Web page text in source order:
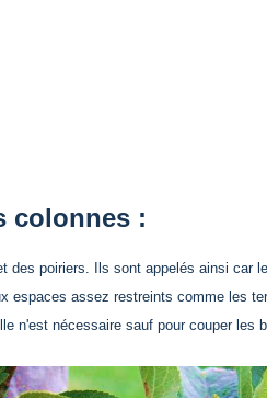
colonnes :
poiriers. Ils sont appelés ainsi
espaces assez restreints comme les
n'est nécessaire sauf pour couper les